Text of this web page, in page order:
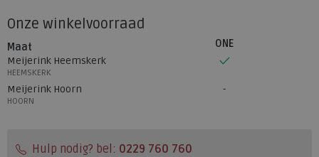
Onze winkelvoorraad
Maat
ONE
Meijerink Heemskerk
HEEMSKERK
Meijerink Hoorn
HOORN
Hulp nodig? bel: 0229 760 760